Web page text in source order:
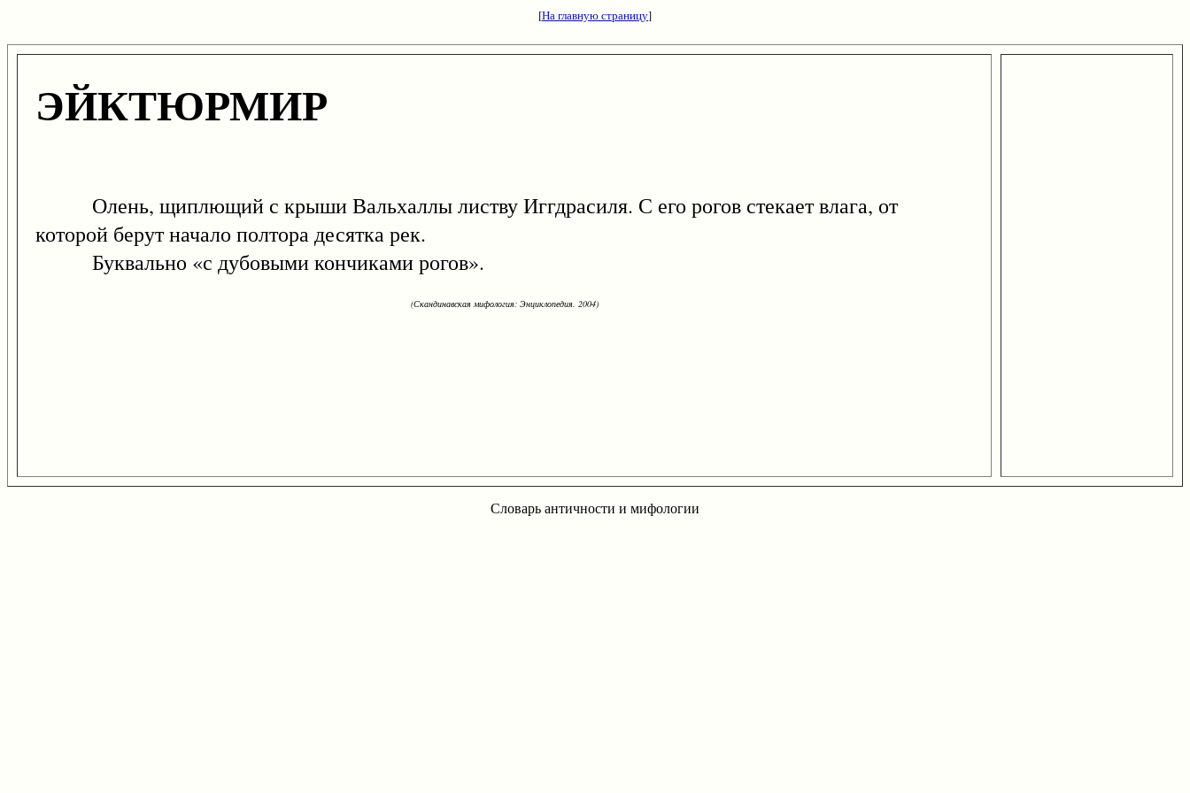
[На главную страницу]
ЭЙКТЮРМИР
Олень, щиплющий с крыши Вальхаллы листву Иггдрасиля. С его рогов стекает влага, от
которой берут начало полтора десятка рек.
Буквально «с дубовыми кончиками рогов».
(Скандинавская мифология: Энциклопедия. 2004)
Словарь античности и мифологии